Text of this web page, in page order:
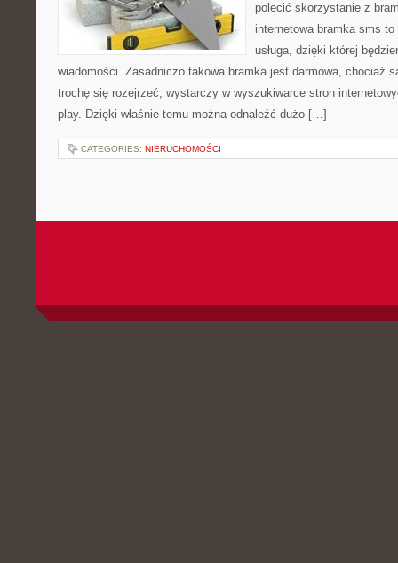
polecić skorzystanie z
internetowa bramka sms to
usługa, dzięki której
wiadomości. Zasadniczo takowa bramka jest darmowa, chociaż
trochę się rozejrzeć, wystarczy w wyszukiwarce stron
play. Dzięki właśnie temu można odnaleźć dużo […]
CATEGORIES: NIERUCHOMOŚCI